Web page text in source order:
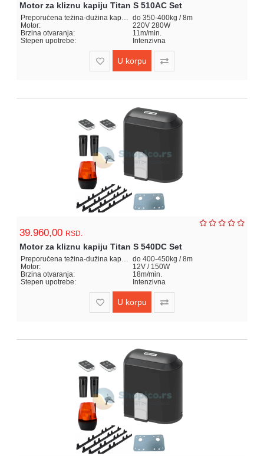
Motor za kliznu kapiju Titan S 510AC Set
Preporučena težina-dužina kapije: do 350-400kg / 8m
Motor:
220V 280W
Brzina otvaranja:
11m/min.
Stepen upotrebe:
Intenzivna
U korpu
39.960,00 RSD.
Motor za kliznu kapiju Titan S 540DC Set
Preporučena težina-dužina kapije: do 400-450kg / 8m
Motor:
12V / 150W
Brzina otvaranja:
18m/min.
Stepen upotrebe:
Intenzivna
U korpu